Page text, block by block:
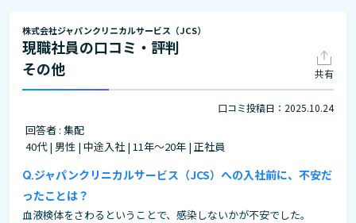
株式会社ジャパンクリニカルサービス（JCS）
現職社員の口コミ・評判
その他
共有
口コミ投稿日：2025.10.24
回答者 : 集配
40代 | 男性 | 中途入社 | 11年～20年 | 正社員
ジャパンクリニカルサービス（JCS）への入社前に、不安だ
ったことは？
血液検体をさわるということで、感染しないかが不安でした。